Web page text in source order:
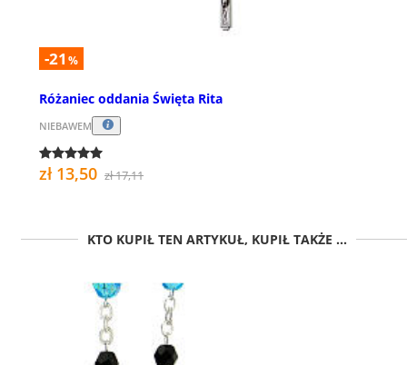
-21 %
Różaniec oddania Święta Rita
NIEBAWEM
zł 13,50 zł 17,11
KTO KUPIŁ TEN ARTYKUŁ, KUPIŁ TAKŻE ...